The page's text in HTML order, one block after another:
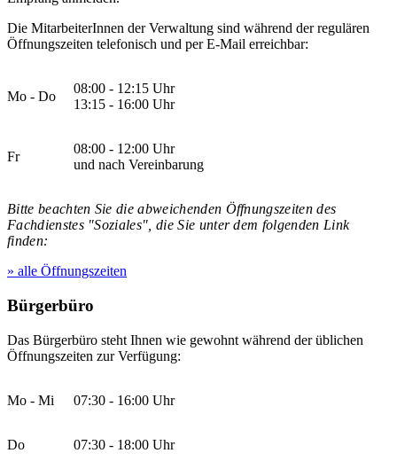
Die MitarbeiterInnen der Verwaltung sind während der regulären
Öffnungszeiten telefonisch und per E-Mail erreichbar:
Mo - Do
08:00 - 12:15 Uhr
13:15 - 16:00 Uhr
Fr
08:00 - 12:00 Uhr
und nach Vereinbarung
Bitte beachten Sie die abweichenden Öffnungszeiten des
Fachdienstes "Soziales", die Sie unter dem folgenden Link
finden:
» alle Öffnungszeiten
Bürgerbüro
Das Bürgerbüro steht Ihnen wie gewohnt während der üblichen
Öffnungszeiten zur Verfügung:
Mo - Mi 07:30 - 16:00 Uhr
Do 07:30 - 18:00 Uhr